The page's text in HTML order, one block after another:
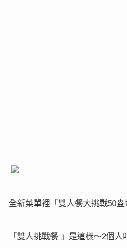
全新菜單裡「雙人餐大挑戰50盎
「雙人挑戰餐 」是這樣～2個人